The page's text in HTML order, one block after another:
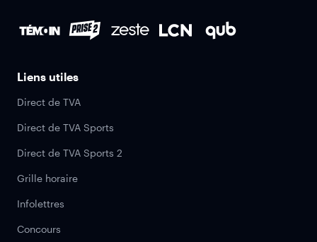
Liens utiles
Direct de TVA
Direct de TVA Sports
Direct de TVA Sports 2
Grille horaire
Infolettres
Concours